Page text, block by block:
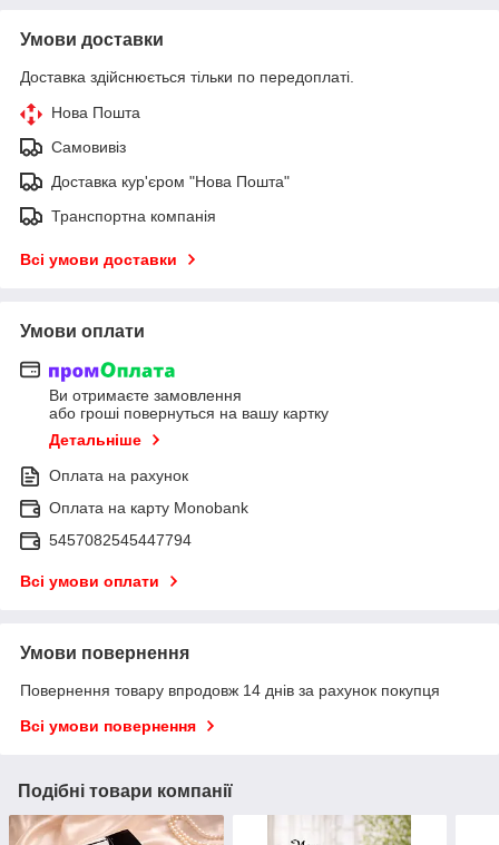
Умови доставки
Доставка здійснюється тільки по передоплаті.
Нова Пошта
Самовивіз
Доставка кур'єром "Нова Пошта"
Транспортна компанія
Всі умови доставки
Умови оплати
Ви отримаєте замовлення
або гроші повернуться на вашу картку
Детальніше
Оплата на рахунок
Оплата на карту Monobank
5457082545447794
Всі умови оплати
Умови повернення
Повернення товару впродовж 14 днів за рахунок покупця
Всі умови повернення
Подібні товари компанії